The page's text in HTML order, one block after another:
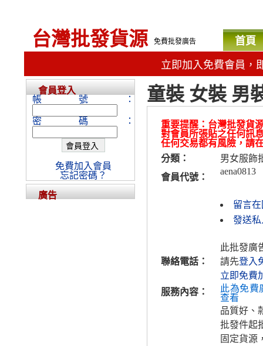
台灣批發貨源 免費批發廣告 首頁
立即加入免費會員，
童裝 女裝 男
重要提醒：台灣批發貨
對會員所張貼之任何訊
任何交易都有風險，請
分類：
男女服飾
會員代號：
aena0813
留言
發送私
聯絡電話：
此批發廣
請先登入
立即免費
服務內容：
此為免費
查看
品質好、
批發件起
固定貨源
會員登入
帳號：
密碼：
免費加入會員
忘記密碼？
廣告